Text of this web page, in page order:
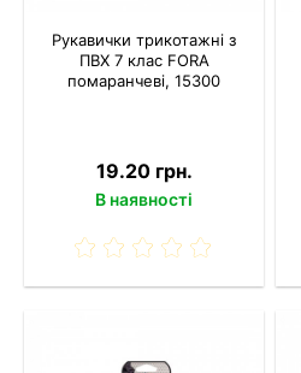
Рукавички трикотажні з
ПВХ 7 клас FORA
помаранчеві, 15300
19.20 грн.
В наявності